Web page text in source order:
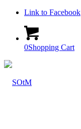
Link to Facebook
0Shopping Cart